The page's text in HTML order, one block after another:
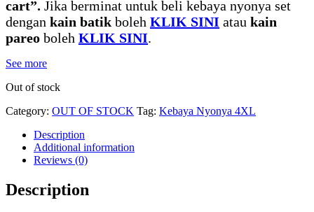
cart”. Jika berminat untuk beli kebaya nyonya set
dengan kain batik boleh KLIK SINI atau kain
pareo boleh KLIK SINI.
See more
Out of stock
Category: OUT OF STOCK Tag: Kebaya Nyonya 4XL
Description
Additional information
Reviews (0)
Description